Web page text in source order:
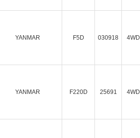
YANMAR F5D 030918 4WD
YANMAR F220D 25691 4WD